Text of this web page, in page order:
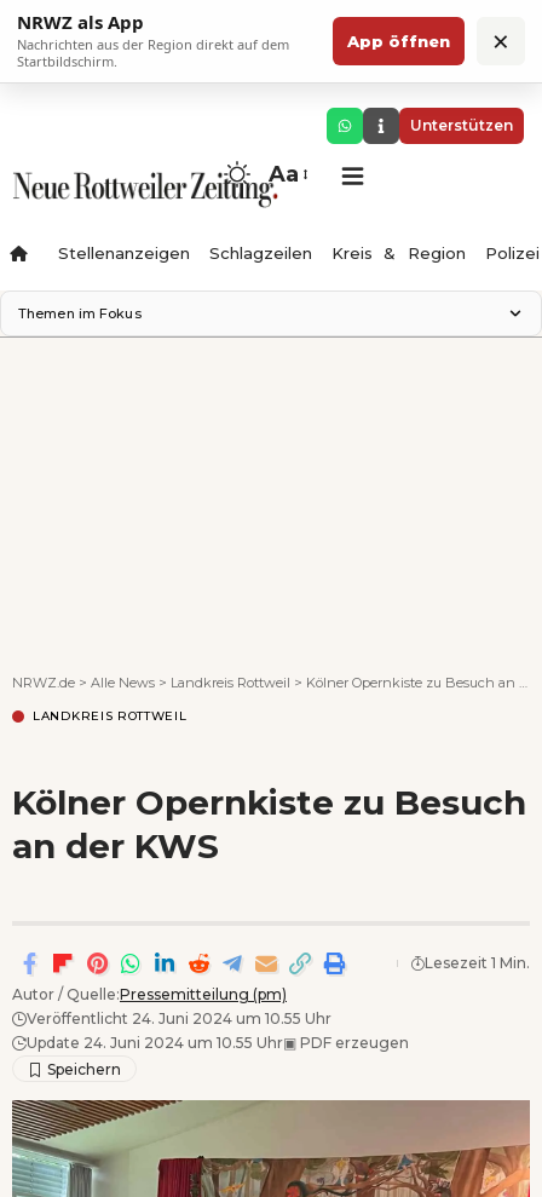
NRWZ als App
Nachrichten aus der Region direkt auf dem
Startbildschirm.
App öffnen ×
Unterstützen
Aa
Stellenanzeigen Schlagzeilen Kreis & Region Polizei
Themen im Fokus
NRWZ.de > Alle News > Landkreis Rottweil > Kölner Opernkiste zu Besuch an der KWS
LANDKREIS ROTTWEIL
Kölner Opernkiste zu Besuch
an der KWS
Autor / Quelle:Pressemitteilung (pm)
Veröffentlicht 24. Juni 2024 um 10.55 Uhr
Update 24. Juni 2024 um 10.55 Uhr▣ PDF erzeugen
Lesezeit 1 Min.